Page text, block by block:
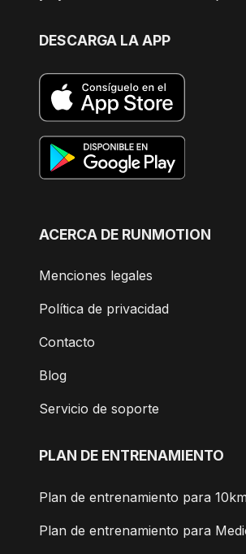
DESCARGA LA APP
ACERCA DE RUNMOTION
Menciones legales
Política de privacidad
Contacto
Blog
Servicio de soporte
PLAN DE ENTRENAMIENTO
Plan de entrenamiento para 10km
Plan de entrenamiento para